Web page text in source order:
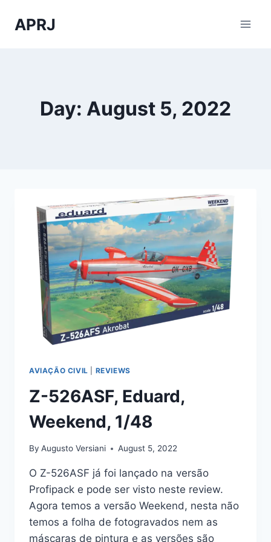
APRJ
Day: August 5, 2022
AVIAÇÃO CIVIL REVIEWS
Z-526ASF, Eduard,
Weekend, 1/48
By Augusto Versiani August 5, 2022
O Z-526ASF já foi lançado na versão
Profipack e pode ser visto neste review.
Agora temos a versão Weekend, nesta não
temos a folha de fotogravados nem as
máscaras de pintura e as versões são